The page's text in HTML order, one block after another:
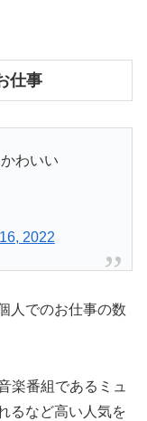
仕事
わいい
2022
人でのお仕事の数
楽番組であるミュ
るなど高い人気を